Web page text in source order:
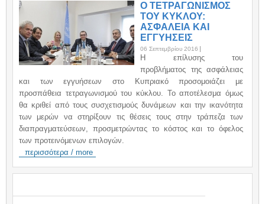
Ο ΤΕΤΡΑΓΩΝΙΣΜΟΣ
ΤΟΥ ΚΥΚΛΟΥ:
ΑΣΦΑΛΕΙΑ ΚΑΙ
ΕΓΓΥΗΣΕΙΣ
06 Σεπτεμβρίου 2016
H επίλυσης του
προβλήματος της ασφάλειας
και των εγγυήσεων στο Κυπριακό προσομοιάζει με
προσπάθεια τετραγωνισμού του κύκλου. Το αποτέλεσμα όμως
θα κριθεί από τους συσχετισμούς δυνάμεων και την ικανότητα
των μερών να στηρίξουν τις θέσεις τους στην τράπεζα των
διαπραγματεύσεων, προσμετρώντας το κόστος και το όφελος
των προτεινόμενων επιλογών.
περισσότερα / more